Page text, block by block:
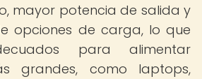
mayor potencia de salida y
opciones de carga, lo que
para alimentar
grandes, como laptops,